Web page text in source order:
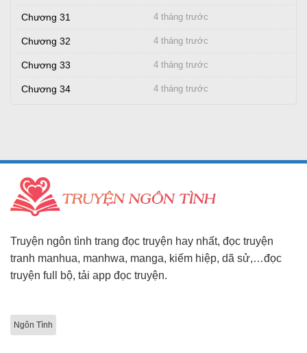
Chương 31 4 tháng trước
Chương 32 4 tháng trước
Chương 33 4 tháng trước
Chương 34 4 tháng trước
Truyện ngôn tình trang đọc truyện hay nhất, đọc truyện
tranh manhua, manhwa, manga, kiếm hiệp, dã sử,…đọc
truyện full bộ, tải app đọc truyện.
Ngôn Tình